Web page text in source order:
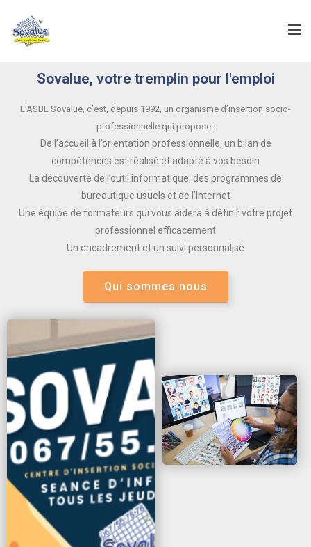
Sovalue, votre tremplin pour l'emploi
L’ASBL Sovalue, c’est, depuis 1992, un organisme d’insertion socio-
professionnelle qui propose :
De l’accueil à l’orientation professionnelle, un bilan de
compétences est réalisé et adapté à vos besoin
La découverte de l’outil informatique, des programmes de
bureautique usuels et de l’Internet
Une équipe de formateurs qui vous aidera à définir votre projet
professionnel efficacement
Un encadrement et un suivi personnalisé
Qui sommes nous